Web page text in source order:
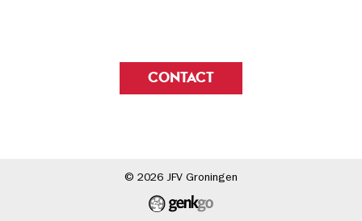
CONTACT
© 2026 JFV Groningen